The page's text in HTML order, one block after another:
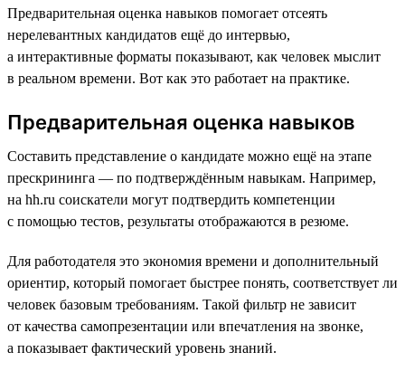
Предварительная оценка навыков помогает отсеять
нерелевантных кандидатов ещё до интервью,
а интерактивные форматы показывают, как человек мыслит
в реальном времени. Вот как это работает на практике.
Предварительная оценка навыков
Составить представление о кандидате можно ещё на этапе
прескрининга — по подтверждённым навыкам. Например,
на hh.ru соискатели могут подтвердить компетенции
с помощью тестов, результаты отображаются в резюме.
Для работодателя это экономия времени и дополнительный
ориентир, который помогает быстрее понять, соответствует ли
человек базовым требованиям. Такой фильтр не зависит
от качества самопрезентации или впечатления на звонке,
а показывает фактический уровень знаний.